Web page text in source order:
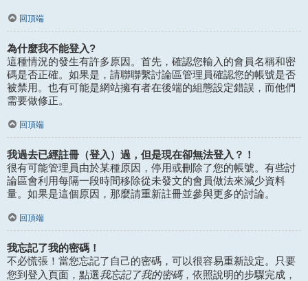
回頂端
為什麼我不能登入?
這種情況的發生有許多原因。首先，確認您輸入的會員名稱和密
碼是否正確。如果是，請聯聯繫討論區管理員確認您的帳號是否
被禁用。也有可能是網站擁有者在後端的組態設定錯誤，而他們
需要做修正。
回頂端
我過去已經註冊（登入）過，但是現在卻無法登入？！
很有可能管理員由於某種原因，停用或刪除了您的帳號。有些討
論區會利用每隔一段時間移除從未發文的會員做法來減少資料
量。如果是這個原因，那麼請重新註冊並參與更多的討論。
回頂端
我忘記了我的密碼！
不必慌張！當您忘記了自己的密碼，可以很容易重新設定。只要
您到登入頁面，點選我忘記了我的密碼，依照說明的步驟完成，